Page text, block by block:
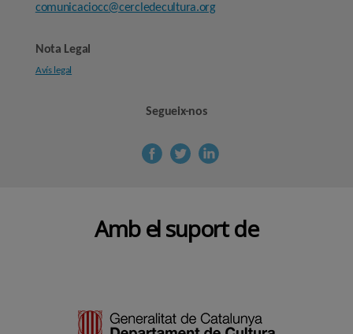
comunicaciocc@cercledecultura.org
Nota Legal
Avís legal
Segueix-nos
Amb el suport de